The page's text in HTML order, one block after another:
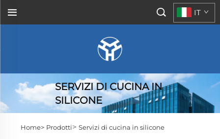
IT
SERVIZI DI CUCINA IN
SILICONE
Home> Prodotti> Servizi di cucina in silicone